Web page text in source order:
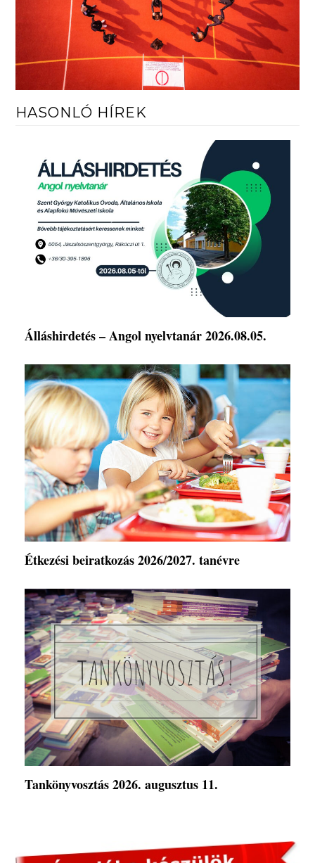
HASONLÓ HÍREK
Álláshirdetés – Angol nyelvtanár 2026.08.05.
Étkezési beiratkozás 2026/2027. tanévre
Tankönyvosztás 2026. augusztus 11.